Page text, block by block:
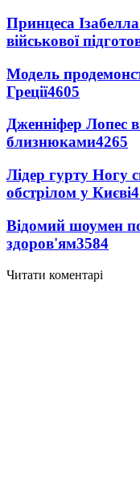
Принцеса
військової
Модель
Греції4605
Дженніфер Лопес
близнюками4265
Лідер гурту Ногу
обстрілом у Києві
Відомий шоумен
здоров'ям3584
Читати коментарі